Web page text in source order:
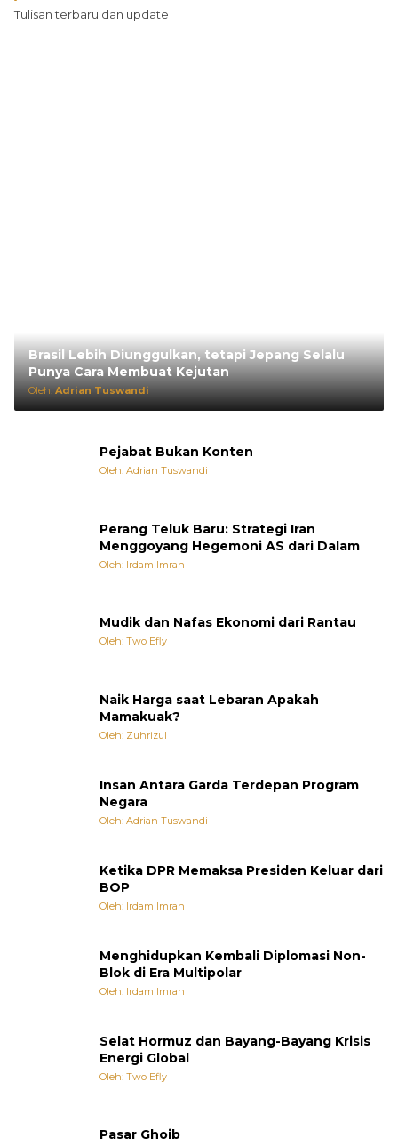
Tulisan terbaru dan update
Brasil Lebih Diunggulkan, tetapi Jepang Selalu
Punya Cara Membuat Kejutan
Oleh: Adrian Tuswandi
Pejabat Bukan Konten
Oleh: Adrian Tuswandi
Perang Teluk Baru: Strategi Iran
Menggoyang Hegemoni AS dari Dalam
Oleh: Irdam Imran
Mudik dan Nafas Ekonomi dari Rantau
Oleh: Two Efly
Naik Harga saat Lebaran Apakah
Mamakuak?
Oleh: Zuhrizul
Insan Antara Garda Terdepan Program
Negara
Oleh: Adrian Tuswandi
Ketika DPR Memaksa Presiden Keluar dari
BOP
Oleh: Irdam Imran
Menghidupkan Kembali Diplomasi Non-
Blok di Era Multipolar
Oleh: Irdam Imran
Selat Hormuz dan Bayang-Bayang Krisis
Energi Global
Oleh: Two Efly
Pasar Ghoib